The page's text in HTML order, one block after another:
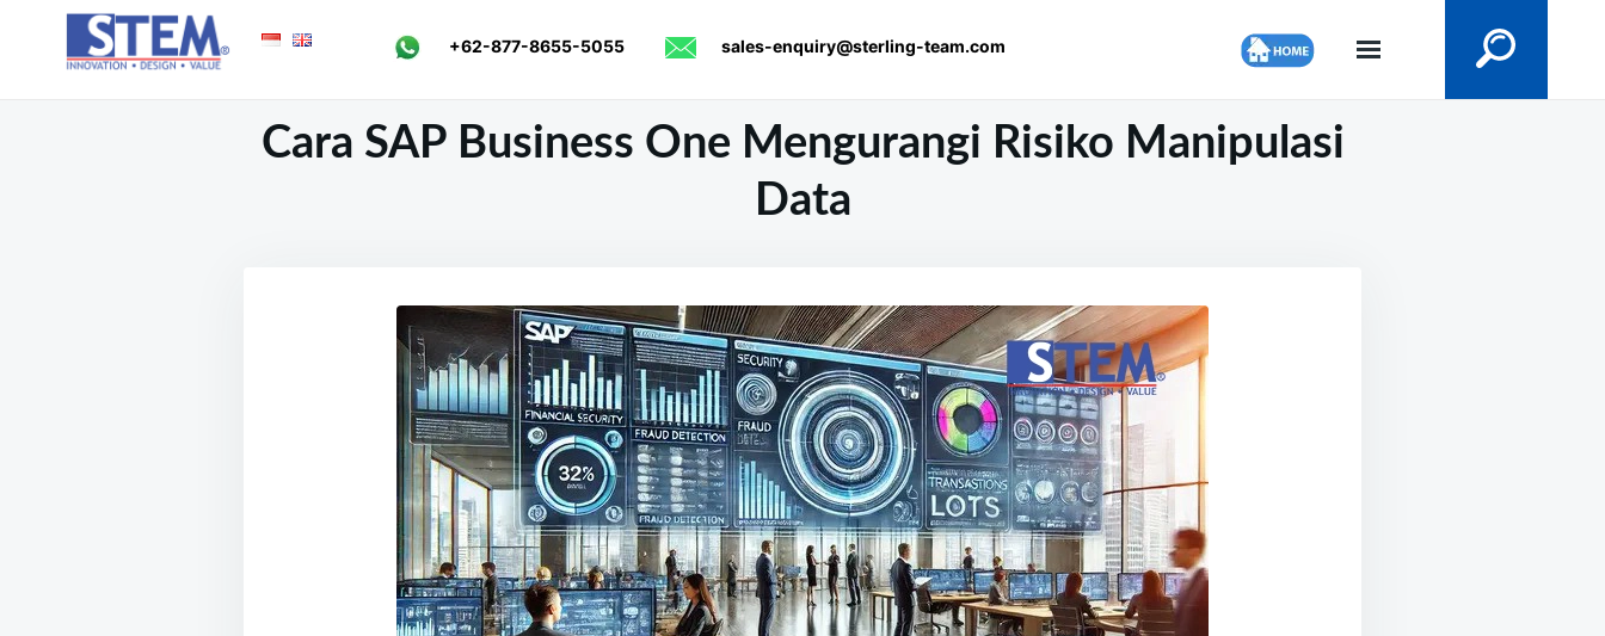
Search
for:
+62-877-8655-5055 sales-enquiry@sterling-team.com
Cara SAP Business One Mengurangi Risiko Manipulasi
Data